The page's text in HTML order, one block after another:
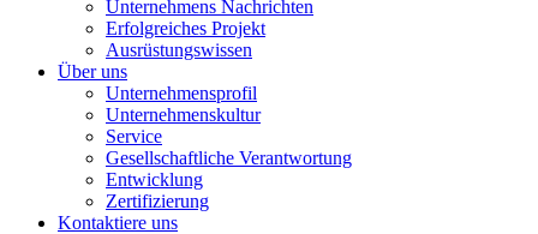
Unternehmens Nachrichten
Erfolgreiches Projekt
Ausrüstungswissen
Über uns
Unternehmensprofil
Unternehmenskultur
Service
Gesellschaftliche Verantwortung
Entwicklung
Zertifizierung
Kontaktiere uns